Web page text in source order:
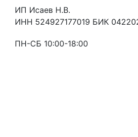
ИП Исаев Н.В.
ИНН 524927177019 БИК
ПН-СБ 10:00-18:00